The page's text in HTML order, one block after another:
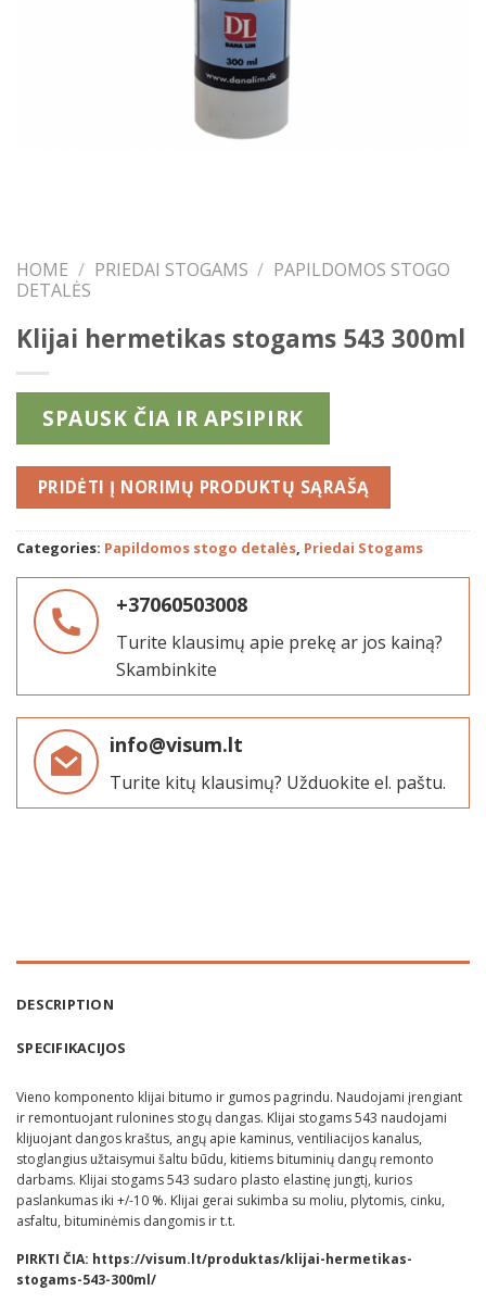
HOME / PRIEDAI STOGAMS / PAPILDOMOS STOGO
DETALĖS
Klijai hermetikas stogams 543 300ml
SPAUSK ČIA IR APSIPIRK
PRIDĖTI
Categories: Papildomos stogo detalės Priedai Stogams
+37060503008
Turite klausimų apie prekę ar jos kainą?
Skambinkite
info@visum.lt
Turite kitų klausimų? Užduokite el. paštu.
DESCRIPTION
SPECIFIKACIJOS
Vieno komponento klijai bitumo ir gumos pagrindu. Naudojami įrengiant
ir remontuojant rulonines stogų dangas. Klijai stogams 543 naudojami
klijuojant dangos kraštus, angų apie kaminus, ventiliacijos kanalus,
stoglangius užtaisymui šaltu būdu, kitiems bituminių dangų remonto
darbams. Klijai stogams 543 sudaro plasto elastinę jungtį, kurios
paslankumas iki +/-10 %. Klijai gerai sukimba su moliu, plytomis, cinku,
asfaltu, bituminėmis dangomis ir t.t.
PIRKTI ČIA: https://visum.lt/produktas/klijai-hermetikas-
stogams-543-300ml/